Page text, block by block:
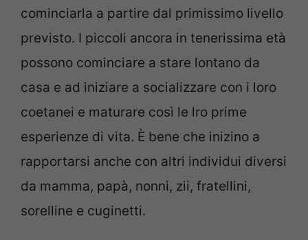
cominciarla a partire dal primissimo livello
previsto. I piccoli ancora in tenerissima età
possono cominciare a stare lontano da
casa e ad iniziare a socializzare con i loro
coetanei e maturare così le lro prime
esperienze di vita. È bene che inizino a
rapportarsi anche con altri individui diversi
da mamma, papà, nonni, zii, fratellini,
sorelline e cuginetti.